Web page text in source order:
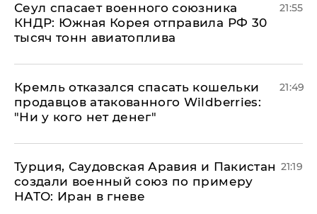
​Сеул спасает военного союзника
КНДР: Южная Корея отправила РФ 30
тысяч тонн авиатоплива
21:55
Кремль отказался спасать кошельки
продавцов атакованного Wildberries:
"Ни у кого нет денег"
21:49
Турция, Саудовская Аравия и Пакистан
создали военный союз по примеру
НАТО: Иран в гневе
21:19